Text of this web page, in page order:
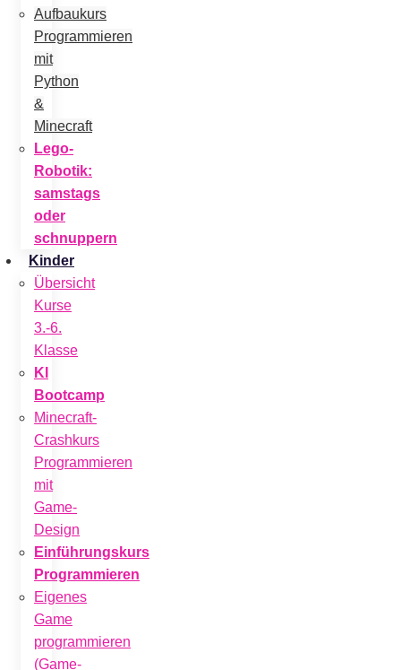
Aufbaukurs
Programmieren
mit
Python
&
Minecraft
Lego-
Robotik:
samstags
oder
schnuppern
Kinder
Übersicht
Kurse
3.-6.
Klasse
KI
Bootcamp
Minecraft-
Crashkurs
Programmieren
mit
Game-
Design
Einführungskurs
Programmieren
Eigenes
Game
programmieren
(Game-